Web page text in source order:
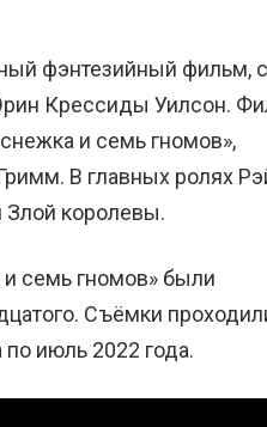
фэнтезийный фильм,
Крессиды Уилсон.
и семь гномов»,
В главных ролях
Злой королевы.
семь гномов» были
Съёмки
июль 2022 года.